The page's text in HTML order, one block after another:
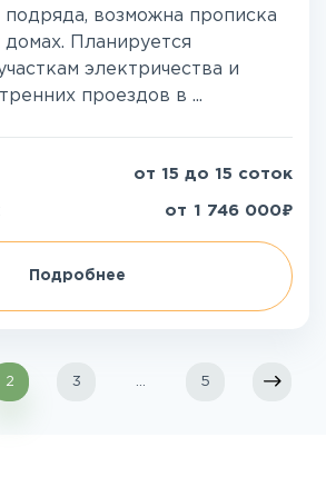
подряда, возможна прописка
Планируется
электричества и
проездов в ...
от 15 до 15 соток
от 1 746 000₽
Подробнее
2 3 5